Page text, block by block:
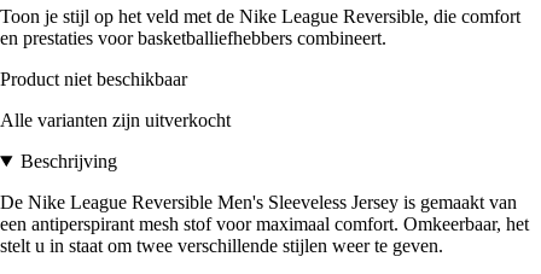
Toon je stijl op het veld met de Nike League Reversible, die comfort
en prestaties voor basketballiefhebbers combineert.
Product niet beschikbaar
Alle varianten zijn uitverkocht
Beschrijving
De Nike League Reversible Men's Sleeveless Jersey is gemaakt van
een antiperspirant mesh stof voor maximaal comfort. Omkeerbaar, het
stelt u in staat om twee verschillende stijlen weer te geven.